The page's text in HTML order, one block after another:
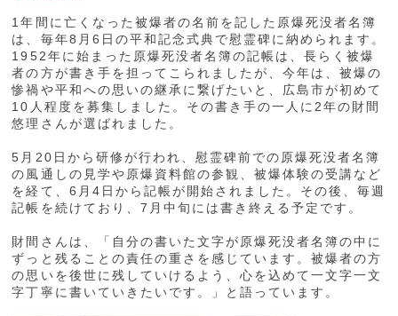
1年間に亡くなった被爆者の名前を記した原爆死没者名簿
は、毎年8月6日の平和記念式典で慰霊碑に納められます。
1952年に始まった原爆死没者名簿の記帳は、長らく被爆
者の方が書き手を担ってこられましたが、今年は、被爆の
惨禍や平和への思いの継承に繋げたいと、広島市が初めて
10人程度を募集しました。その書き手の一人に2年の財間
悠理さんが選ばれました。
5月20日から研修が行われ、慰霊碑前での原爆死没者名簿
の風通しの見学や原爆資料館の参観、被爆体験の受講など
を経て、6月4日から記帳が開始されました。その後、毎週
記帳を続けており、7月中旬には書き終える予定です。
財間さんは、「自分の書いた文字が原爆死没者名簿の中に
ずっと残ることの責任の重さを感じています。被爆者の方
の思いを後世に残していけるよう、心を込めて一文字一文
字丁寧に書いていきたいです。」と語っています。